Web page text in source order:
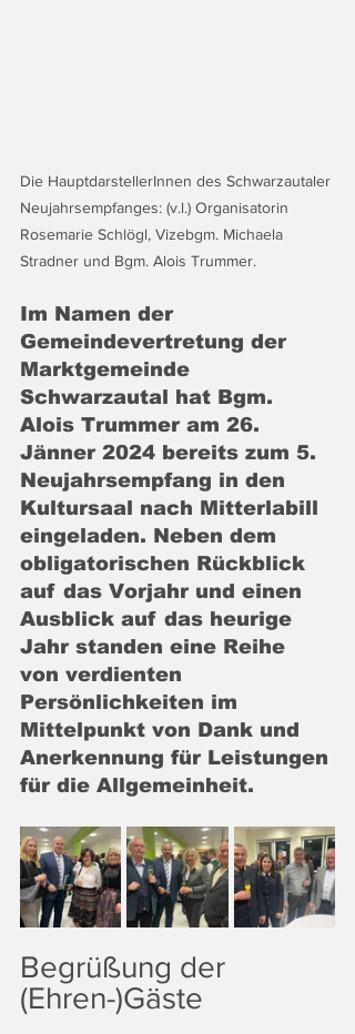
Die HauptdarstellerInnen des Schwarzautaler
Neujahrsempfanges: (v.l.) Organisatorin
Rosemarie Schlögl, Vizebgm. Michaela
Stradner und Bgm. Alois Trummer.
Im Namen der
Gemeindevertretung der
Marktgemeinde
Schwarzautal hat Bgm.
Alois Trummer am 26.
Jänner 2024 bereits zum 5.
Neujahrsempfang in den
Kultursaal nach Mitterlabill
eingeladen. Neben dem
obligatorischen Rückblick
auf das Vorjahr und einen
Ausblick auf das heurige
Jahr standen eine Reihe
von verdienten
Persönlichkeiten im
Mittelpunkt von Dank und
Anerkennung für Leistungen
für die Allgemeinheit.
Begrüßung der
(Ehren-)Gäste